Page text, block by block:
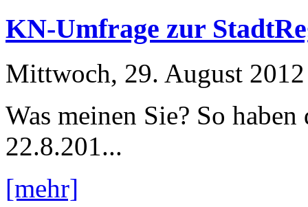
KN-Umfrage zur
Mittwoch, 29. August 2012
Was meinen Sie? So
22.8.201...
[mehr]